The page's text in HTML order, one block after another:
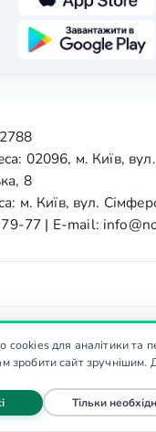
Запис Дзвінок
02096, м. Київ, вул.
8
м. Київ, вул.
77 | E-mail:
Доступність
може бути шкідливим
не замінює
характер. Вартість
ціни не є
для аналітики та
зробити сайт зручнішим.
файли cookieТільки